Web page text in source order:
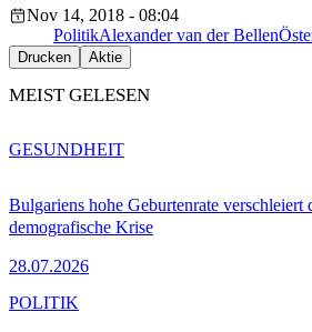
Nov 14, 2018 - 08:04
PolitikAlexander van der Bellen
Drucken Aktie
MEIST GELESEN
Bulgariens hohe Geburtenrate verschleiert
demografische Krise
28.07.2026
GESUNDHEIT
POLITIK